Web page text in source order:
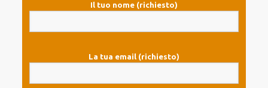
Il tuo nome (richiesto)
La tua email (richiesto)